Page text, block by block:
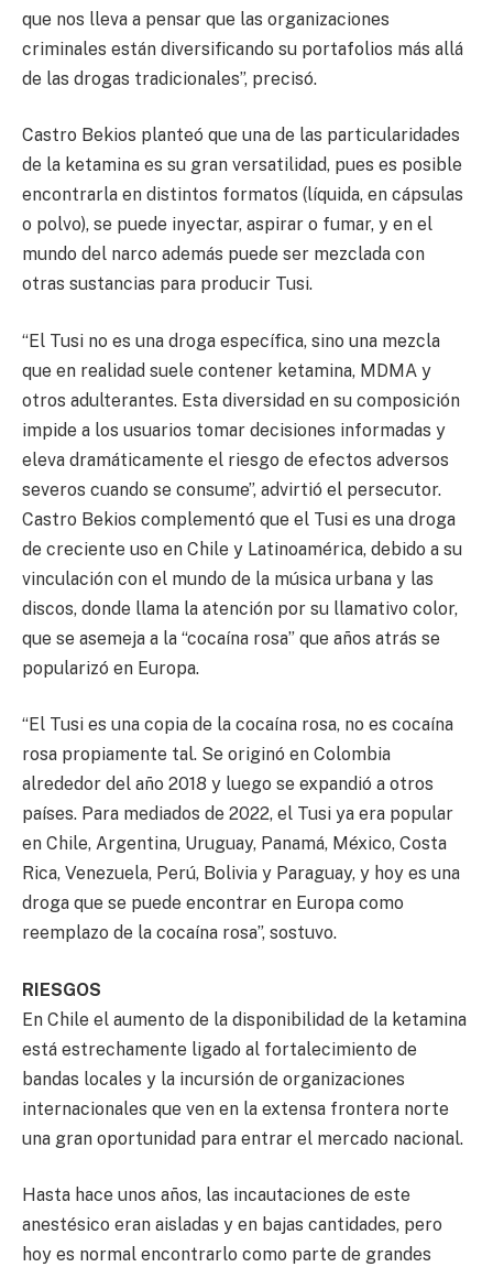
que nos lleva a pensar que las organizaciones
criminales están diversificando su portafolios más allá
de las drogas tradicionales”, precisó.
Castro Bekios planteó que una de las particularidades
de la ketamina es su gran versatilidad, pues es posible
encontrarla en distintos formatos (líquida, en cápsulas
o polvo), se puede inyectar, aspirar o fumar, y en el
mundo del narco además puede ser mezclada con
otras sustancias para producir Tusi.
“El Tusi no es una droga específica, sino una mezcla
que en realidad suele contener ketamina, MDMA y
otros adulterantes. Esta diversidad en su composición
impide a los usuarios tomar decisiones informadas y
eleva dramáticamente el riesgo de efectos adversos
severos cuando se consume”, advirtió el persecutor.
Castro Bekios complementó que el Tusi es una droga
de creciente uso en Chile y Latinoamérica, debido a su
vinculación con el mundo de la música urbana y las
discos, donde llama la atención por su llamativo color,
que se asemeja a la “cocaína rosa” que años atrás se
popularizó en Europa.
“El Tusi es una copia de la cocaína rosa, no es cocaína
rosa propiamente tal. Se originó en Colombia
alrededor del año 2018 y luego se expandió a otros
países. Para mediados de 2022, el Tusi ya era popular
en Chile, Argentina, Uruguay, Panamá, México, Costa
Rica, Venezuela, Perú, Bolivia y Paraguay, y hoy es una
droga que se puede encontrar en Europa como
reemplazo de la cocaína rosa”, sostuvo.
RIESGOS
En Chile el aumento de la disponibilidad de la ketamina
está estrechamente ligado al fortalecimiento de
bandas locales y la incursión de organizaciones
internacionales que ven en la extensa frontera norte
una gran oportunidad para entrar el mercado nacional.
Hasta hace unos años, las incautaciones de este
anestésico eran aisladas y en bajas cantidades, pero
hoy es normal encontrarlo como parte de grandes